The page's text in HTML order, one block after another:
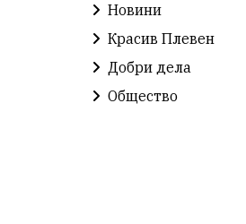
Новини
Красив Плевен
Добри дела
Общество